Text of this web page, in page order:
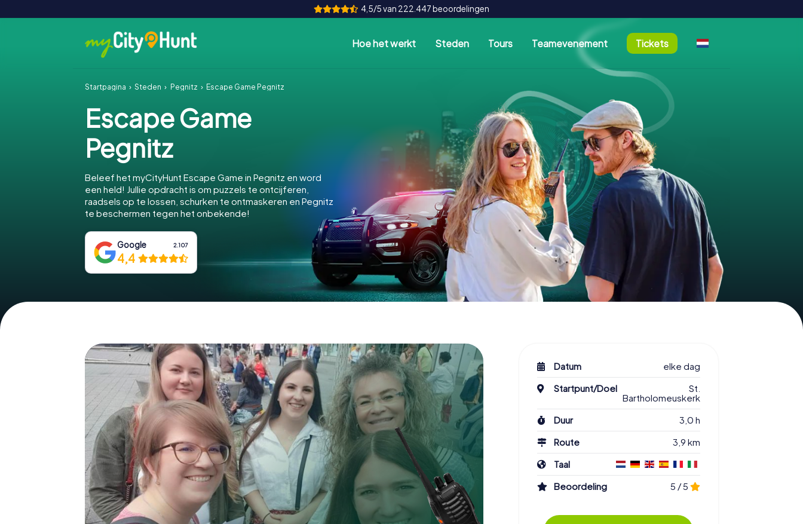
4,5/5 van 222.447 beoordelingen
Hoe het werkt Steden Tours Teamevenement Tickets
Startpagina Steden Pegnitz Escape Game Pegnitz
Escape Game
Pegnitz
Beleef het myCityHunt Escape Game in Pegnitz en word
een held! Jullie opdracht is om puzzels te ontcijferen,
raadsels op te lossen, schurken te ontmaskeren en Pegnitz
te beschermen tegen het onbekende!
Google 2.107
4,4
Datum
elke dag
Startpunt/Doel
St.
Bartholomeuskerk
Duur
3,0 h
Route
3,9 km
Taal
Beoordeling
5 / 5